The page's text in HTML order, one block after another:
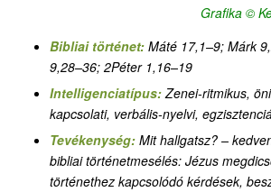
Grafika ©
Bibliai történet:Máté 17,1–9; Márk
9,28–36; 2Péter 1,16–19
Intelligenciatípus:Zenei-ritmikus,
kapcsolati, verbális-nyelvi,
Tevékenység: Mit hallgatsz? –
bibliai történetmesélés: Jézus
történethez kapcsolódó kérdések,